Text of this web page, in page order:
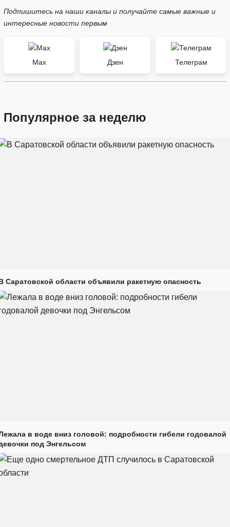
Подпишитесь на наши каналы и получайте самые важные и
интересные новости первым
Max Дзен Телеграм
Популярное за неделю
Саратовской области объявили ракетную опасность
в воде вниз головой: подробности гибели годовалой
под Энгельсом